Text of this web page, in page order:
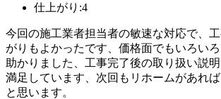
仕上がり:4
今回の施工業者担当者の敏速な対応で、
がりもよかったです、価格面でもいろい
助かりました、工事完了後の取り扱い説
満足しています、次回もリホームがあれ
と思います。